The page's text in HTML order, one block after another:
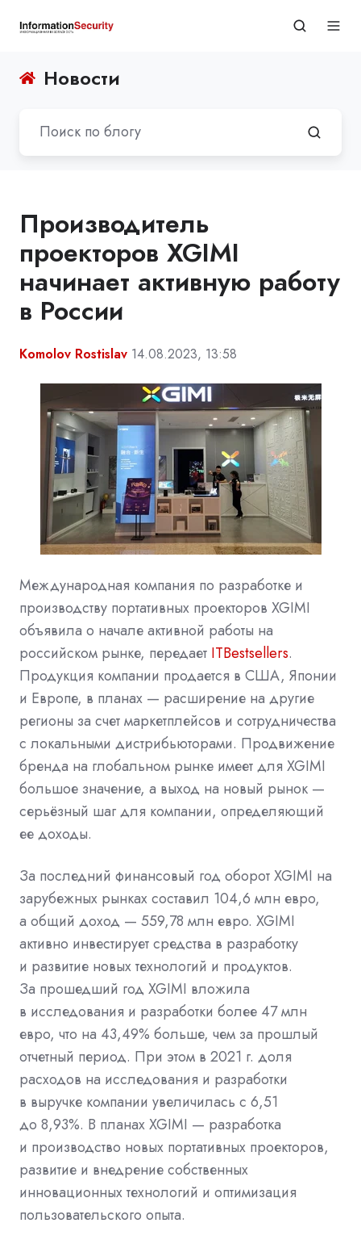
Новости
Производитель
проекторов XGIMI
начинает активную работу
в России
Komolov Rostislav 14.08.2023, 13:58
Международная компания по разработке и
производству портативных проекторов XGIMI
объявила о начале активной работы на
российском рынке, передает ITBestsellers.
Продукция компании продается в США, Японии
и Европе, в планах — расширение на другие
регионы за счет маркетплейсов и сотрудничества
с локальными дистрибьюторами. Продвижение
бренда на глобальном рынке имеет для XGIMI
большое значение, а выход на новый рынок —
серьёзный шаг для компании, определяющий
ее доходы.
За последний финансовый год оборот XGIMI на
зарубежных рынках составил 104,6 млн евро,
а общий доход — 559,78 млн евро. XGIMI
активно инвестирует средства в разработку
и развитие новых технологий и продуктов.
За прошедший год XGIMI вложила
в исследования и разработки более 47 млн
евро, что на 43,49% больше, чем за прошлый
отчетный период. При этом в 2021 г. доля
расходов на исследования и разработки
в выручке компании увеличилась с 6,51
до 8,93%. В планах XGIMI — разработка
и производство новых портативных проекторов,
развитие и внедрение собственных
инновационных технологий и оптимизация
пользовательского опыта.